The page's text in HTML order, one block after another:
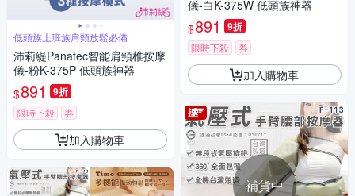
低頭族上班族肩頸放鬆必備
沛莉緹Panatec智能肩頸椎按摩
儀-粉K-375P 低頭族神器
$891 9折
限時下殺 券
加入購物車
儀-白K-375W 低頭族神器
$891 9折
限時下殺 券
加入購物車
補貨中